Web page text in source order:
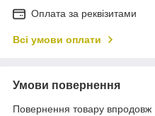
Оплата за реквізитами
Всі умови оплати
Умови повернення
Повернення товару впродовж